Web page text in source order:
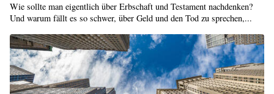
Wie sollte man eigentlich über Erbschaft und Testament nachdenken?
Und warum fällt es so schwer, über Geld und den Tod zu sprechen,...